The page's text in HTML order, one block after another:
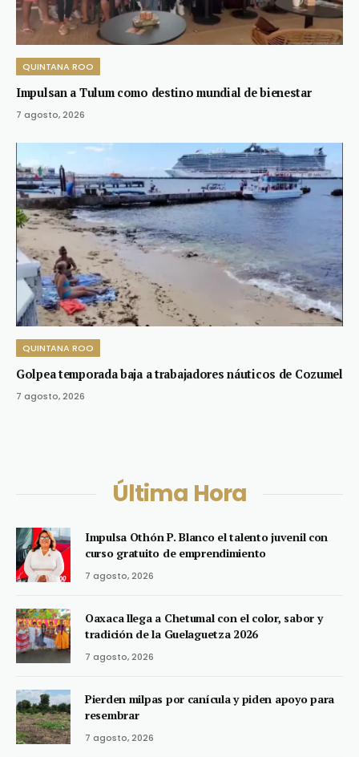
QUINTANA ROO
Impulsan a Tulum como destino mundial de bienestar
7 agosto, 2026
QUINTANA ROO
Golpea temporada baja a trabajadores náuticos de Cozumel
7 agosto, 2026
Última Hora
Impulsa Othón P. Blanco el talento juvenil con
curso gratuito de emprendimiento
7 agosto, 2026
Oaxaca llega a Chetumal con el color, sabor y
tradición de la Guelaguetza 2026
7 agosto, 2026
Pierden milpas por canícula y piden apoyo para
resembrar
7 agosto, 2026